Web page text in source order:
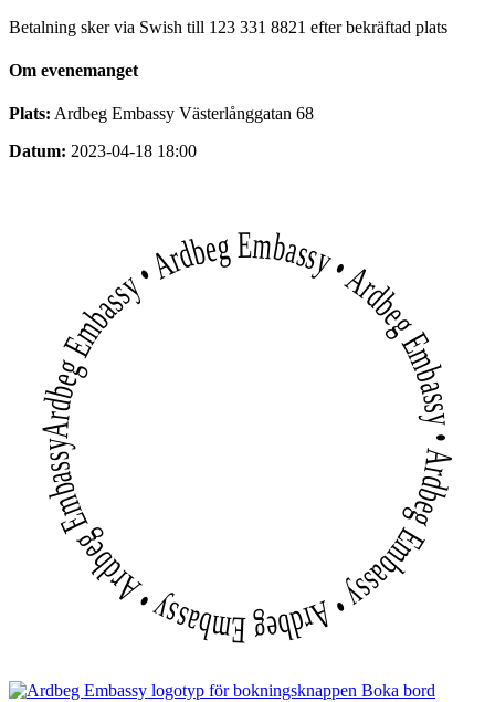
Betalning sker via Swish till 123 331 8821 efter bekräftad plats
Om evenemanget
Plats: Ardbeg Embassy Västerlånggatan 68
Datum: 2023-04-18 18:00
Ardbeg Embassy • Ardbeg Embassy • Ardbeg Embassy • Ardbeg Embassy • Ardbeg Embassy • Ardbeg Embassy
Boka bord